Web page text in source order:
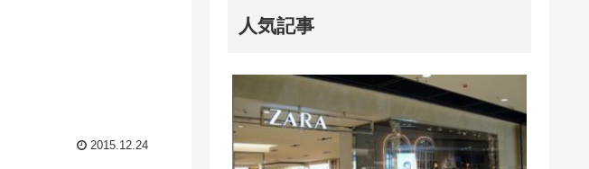
2015.12.24
人気記事